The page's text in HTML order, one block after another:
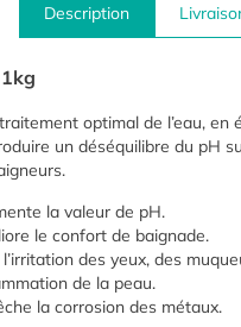
Description
optimal de l’eau, en
un déséquilibre du pH
la valeur de pH.
le confort de baignade.
l’irritation des yeux, des
de la peau.
la corrosion des métaux.